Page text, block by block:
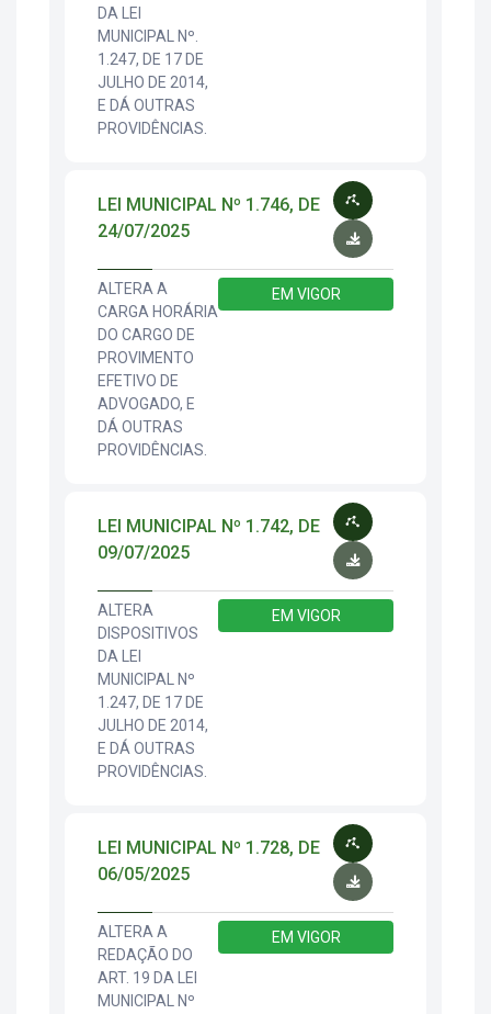
DA LEI
MUNICIPAL Nº.
1.247, DE 17 DE
JULHO DE 2014,
E DÁ OUTRAS
PROVIDÊNCIAS.
LEI MUNICIPAL Nº 1.746, DE
24/07/2025
ALTERA A
CARGA HORÁRIA
DO CARGO DE
PROVIMENTO
EFETIVO DE
ADVOGADO, E
DÁ OUTRAS
PROVIDÊNCIAS.
EM VIGOR
LEI MUNICIPAL Nº 1.742, DE
09/07/2025
ALTERA
DISPOSITIVOS
DA LEI
MUNICIPAL Nº
1.247, DE 17 DE
JULHO DE 2014,
E DÁ OUTRAS
PROVIDÊNCIAS.
EM VIGOR
LEI MUNICIPAL Nº 1.728, DE
06/05/2025
ALTERA A
REDAÇÃO DO
ART. 19 DA LEI
MUNICIPAL Nº
EM VIGOR